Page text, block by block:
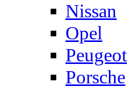
Nissan
Opel
Peugeot
Porsche